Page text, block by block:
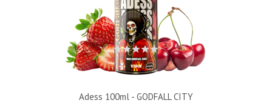
Adess 100ml - GODFALL CITY